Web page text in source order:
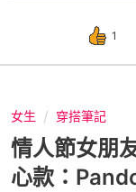
1
女生 穿搭筆記
情人節女朋
心款：